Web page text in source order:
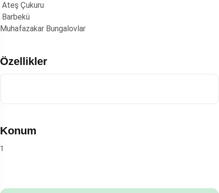
Ateş Çukuru
Barbekü
Muhafazakar Bungalovlar
Özellikler
Konum
1